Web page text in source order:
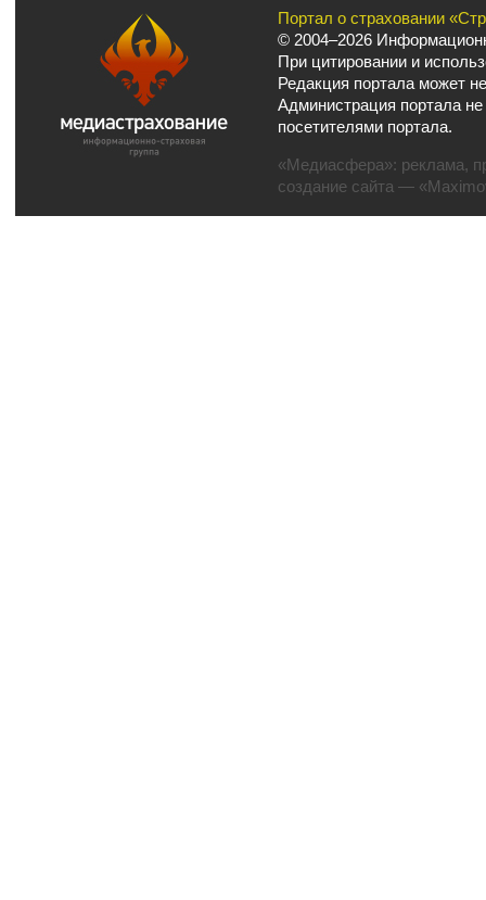
Портал о страховании
© 2004–2026
При цитировании и
Редакция портала может
Администрация портала
посетителями портала.
«Медиасфера»: реклама,
создание сайта —